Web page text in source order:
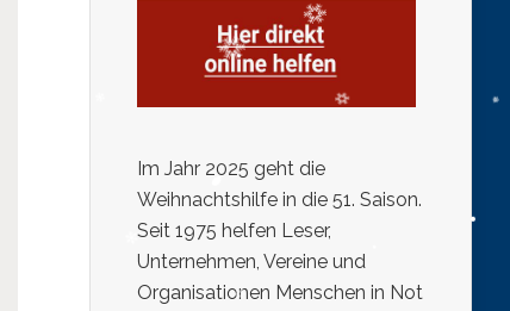
Im Jahr 2025 geht die
Weihnachtshilfe in die 51. Saison.
Seit 1975 helfen Leser,
Unternehmen, Vereine und
Organisationen Menschen in Not